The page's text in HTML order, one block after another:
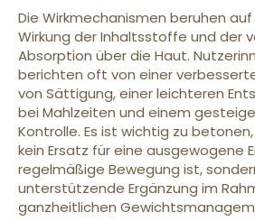
Die Wirkmechanismen beruhen
Wirkung der Inhaltsstoffe und der
Absorption über die Haut.
berichten oft von einer
von Sättigung, einer leichteren
bei Mahlzeiten und einem
Kontrolle. Es ist wichtig zu
kein Ersatz für eine ausgewogene
regelmäßige Bewegung ist,
unterstützende Ergänzung im
ganzheitlichen